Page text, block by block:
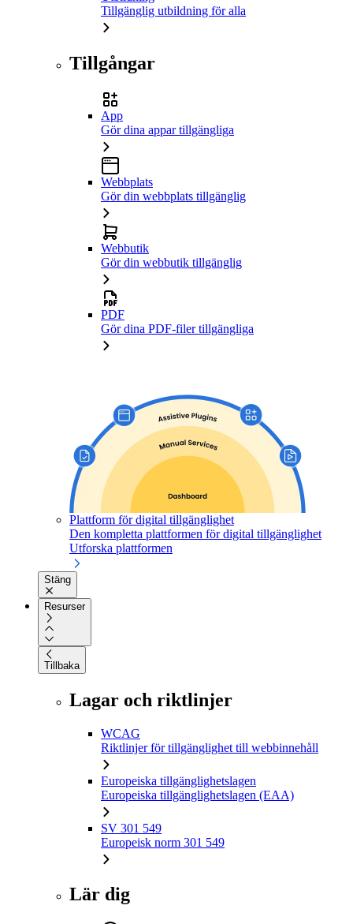
Tillgänglig utbildning för alla
Tillgångar
App
Gör dina appar tillgängliga
Webbplats
Gör din webbplats tillgänglig
Webbutik
Gör din webbutik tillgänglig
PDF
Gör dina PDF-filer tillgängliga
Plattform för digital tillgänglighet
Den kompletta plattformen för digital tillgänglighet
Utforska plattformen
Stäng
Resurser
Tillbaka
Lagar och riktlinjer
WCAG
Riktlinjer för tillgänglighet till webbinnehåll
Europeiska tillgänglighetslagen
Europeiska tillgänglighetslagen (EAA)
SV 301 549
Europeisk norm 301 549
Lär dig